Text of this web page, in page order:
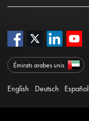
Émirats arabes unis
English Deutsch Español